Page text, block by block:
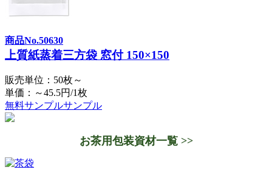
商品No.50630
上質紙蒸着三方袋 窓付 150×150
販売単位：50枚～
単価：～45.5円/1枚
無料サンプルサンプル
お茶用包装資材一覧 >>